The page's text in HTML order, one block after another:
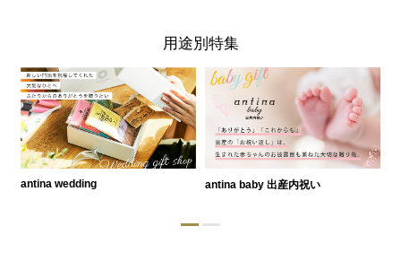
用途別特集
antina wedding antina baby 出産内祝い